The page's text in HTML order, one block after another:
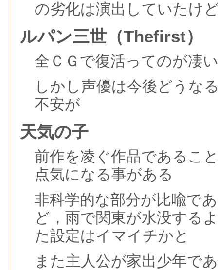
の劣化は演出していたけ
ルパン三世（Thefirst）
全ＣＧで復活ってのが凄い
しかし声優は今後どうな
不安が
天気の子
前作を凌ぐ作品であるこ
点気になる事がある
非科学的な部分が比喩で
ど，雨で関東が水没する
た設定はイマイチかと
また主人公が家出少年で